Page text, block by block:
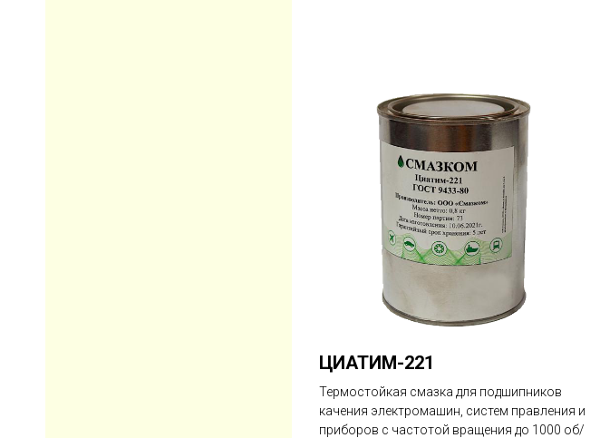
ЦИАТИМ-221
Термостойкая смазка для подшипников
качения электромашин, систем правления и
приборов с частотой вращения до 1000 об/